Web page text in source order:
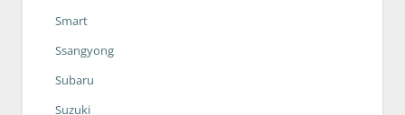
Smart
Ssangyong
Subaru
Suzuki